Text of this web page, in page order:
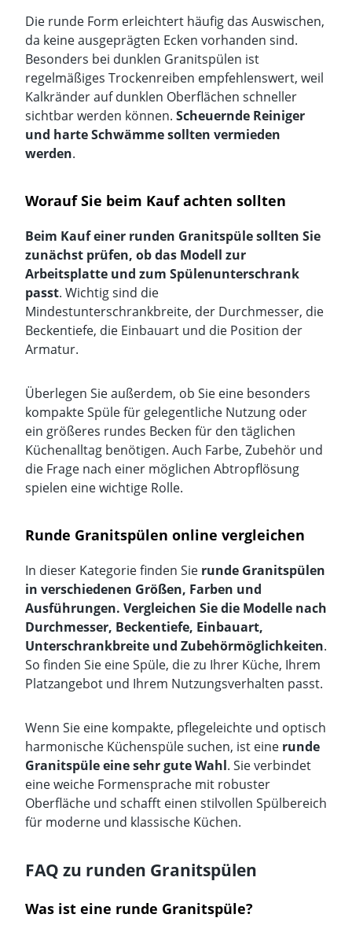
Die runde Form erleichtert häufig das Auswischen,
da keine ausgeprägten Ecken vorhanden sind.
Besonders bei dunklen Granitspülen ist
regelmäßiges Trockenreiben empfehlenswert, weil
Kalkränder auf dunklen Oberflächen schneller
sichtbar werden können. Scheuernde Reiniger
und harte Schwämme sollten vermieden
werden.
Worauf Sie beim Kauf achten sollten
Beim Kauf einer runden Granitspüle sollten Sie
zunächst prüfen, ob das Modell zur
Arbeitsplatte und zum Spülenunterschrank
passt. Wichtig sind die
Mindestunterschrankbreite, der Durchmesser, die
Beckentiefe, die Einbauart und die Position der
Armatur.
Überlegen Sie außerdem, ob Sie eine besonders
kompakte Spüle für gelegentliche Nutzung oder
ein größeres rundes Becken für den täglichen
Küchenalltag benötigen. Auch Farbe, Zubehör und
die Frage nach einer möglichen Abtropflösung
spielen eine wichtige Rolle.
Runde Granitspülen online vergleichen
In dieser Kategorie finden Sie runde Granitspülen
in verschiedenen Größen, Farben und
Ausführungen. Vergleichen Sie die Modelle nach
Durchmesser, Beckentiefe, Einbauart,
Unterschrankbreite und Zubehörmöglichkeiten.
So finden Sie eine Spüle, die zu Ihrer Küche, Ihrem
Platzangebot und Ihrem Nutzungsverhalten passt.
Wenn Sie eine kompakte, pflegeleichte und optisch
harmonische Küchenspüle suchen, ist eine runde
Granitspüle eine sehr gute Wahl. Sie verbindet
eine weiche Formensprache mit robuster
Oberfläche und schafft einen stilvollen Spülbereich
für moderne und klassische Küchen.
FAQ zu runden Granitspülen
Was ist eine runde Granitspüle?